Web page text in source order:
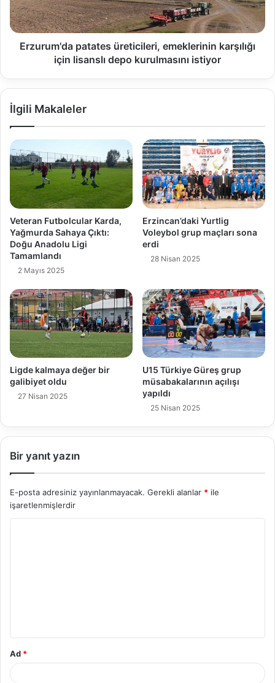
Erzurum'da patates üreticileri, emeklerinin karşılığı
için lisanslı depo kurulmasını istiyor
İlgili Makaleler
Veteran Futbolcular Karda,
Yağmurda Sahaya Çıktı:
Doğu Anadolu Ligi
Tamamlandı
2 Mayıs 2025
Erzincan’daki Yurtlig
Voleybol grup maçları sona
erdi
28 Nisan 2025
Ligde kalmaya değer bir
galibiyet oldu
27 Nisan 2025
U15 Türkiye Güreş grup
müsabakalarının açılışı
yapıldı
25 Nisan 2025
Bir yanıt yazın
E-posta adresiniz yayınlanmayacak. Gerekli alanlar * ile
işaretlenmişlerdir
Ad *